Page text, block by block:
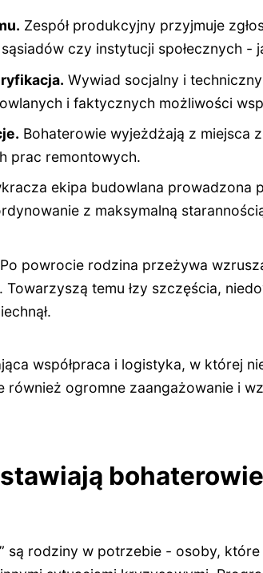
Zespół produkcyjny przyjmuje
czy instytucji społecznych -
Wywiad socjalny i
i faktycznych możliwości
Bohaterowie wyjeżdżają z miejsca
prac remontowych.
ekipa budowlana prowadzona
z maksymalną
Po powrocie rodzina przeżywa
temu łzy szczęścia,
współpraca i logistyka, w której
ogromne zaangażowanie i
bohaterowie
są rodziny w potrzebie - osoby,